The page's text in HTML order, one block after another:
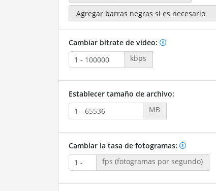
Cambiar bitrate de video:
kbps
Establecer tamaño de archivo:
MB
Cambiar la tasa de fotogramas:
fps (fotogramas por segundo)